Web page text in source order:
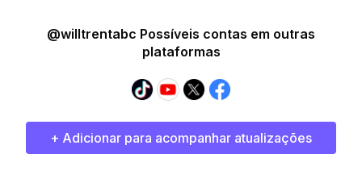
@willtrentabc Possíveis contas em outras
plataformas
+ Adicionar para acompanhar atualizações